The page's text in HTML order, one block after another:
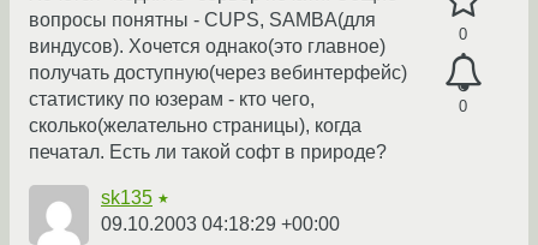
0
0
вопросы понятны - CUPS, SAMBA(для
виндусов). Хочется однако(это главное)
получать доступную(через вебинтерфейс)
статистику по юзерам - кто чего,
сколько(желательно страницы), когда
печатал. Есть ли такой софт в природе?
sk135 ★
09.10.2003 04:18:29 +00:00